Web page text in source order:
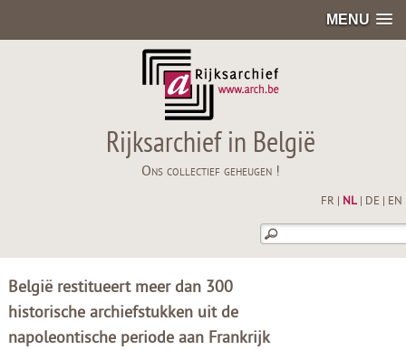
MENU
Rijksarchief in België
Ons collectief geheugen !
FR NL| DE EN
België restitueert meer dan 300
historische archiefstukken uit de
napoleontische periode aan Frankrijk